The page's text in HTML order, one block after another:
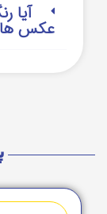
آیا
عکس